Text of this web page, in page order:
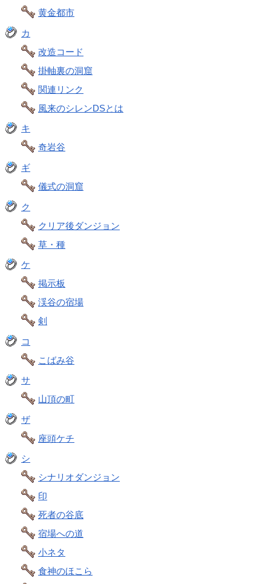
黄金都市
カ
改造コード
掛軸裏の洞窟
関連リンク
風来のシレンDSとは
キ
奇岩谷
ギ
儀式の洞窟
ク
クリア後ダンジョン
草・種
ケ
掲示板
渓谷の宿場
剣
コ
こばみ谷
サ
山頂の町
ザ
座頭ケチ
シ
シナリオダンジョン
印
死者の谷底
宿場への道
小ネタ
食神のほこら